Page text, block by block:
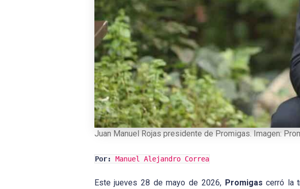
Juan Manuel Rojas presidente de Promigas. Imagen:
Por: Manuel Alejandro Correa
Este jueves 28 de mayo de 2026, Promigas cerró la